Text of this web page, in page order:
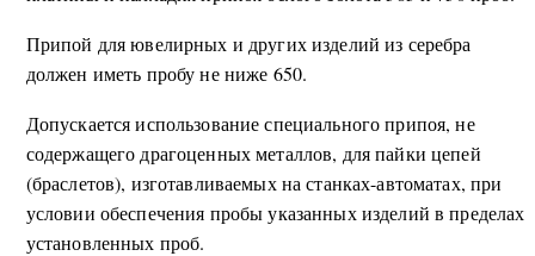
Припой для ювелирных и других изделий из серебра
должен иметь пробу не ниже 650.
Допускается использование специального припоя, не
содержащего драгоценных металлов, для пайки цепей
(браслетов), изготавливаемых на станках-автоматах, при
условии обеспечения пробы указанных изделий в пределах
установленных проб.